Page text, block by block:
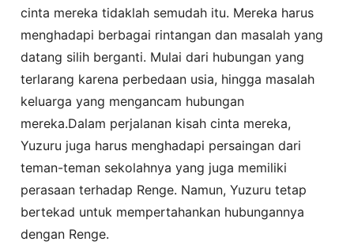
cinta mereka tidaklah semudah itu. Mereka harus
menghadapi berbagai rintangan dan masalah yang
datang silih berganti. Mulai dari hubungan yang
terlarang karena perbedaan usia, hingga masalah
keluarga yang mengancam hubungan
mereka.Dalam perjalanan kisah cinta mereka,
Yuzuru juga harus menghadapi persaingan dari
teman-teman sekolahnya yang juga memiliki
perasaan terhadap Renge. Namun, Yuzuru tetap
bertekad untuk mempertahankan hubungannya
dengan Renge.